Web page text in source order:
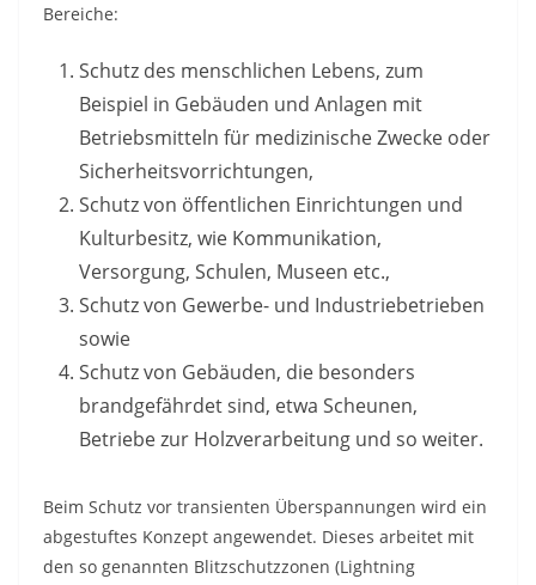
Bereiche:
Schutz des menschlichen Lebens, zum
Beispiel in Gebäuden und Anlagen mit
Betriebsmitteln für medizinische Zwecke oder
Sicherheitsvorrichtungen,
Schutz von öffentlichen Einrichtungen und
Kulturbesitz, wie Kommunikation,
Versorgung, Schulen, Museen etc.,
Schutz von Gewerbe- und Industriebetrieben
sowie
Schutz von Gebäuden, die besonders
brandgefährdet sind, etwa Scheunen,
Betriebe zur Holzverarbeitung und so weiter.
Beim Schutz vor transienten Überspannungen wird ein
abgestuftes Konzept angewendet. Dieses arbeitet mit
den so genannten Blitzschutzzonen (Lightning